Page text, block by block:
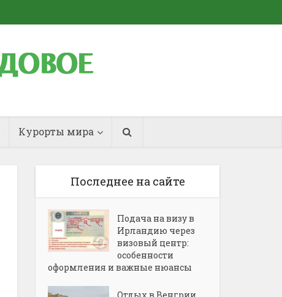
Курорты мира
Последнее на сайте
Подача на визу в
Ирландию через
визовый центр:
особенности
оформления и важные нюансы